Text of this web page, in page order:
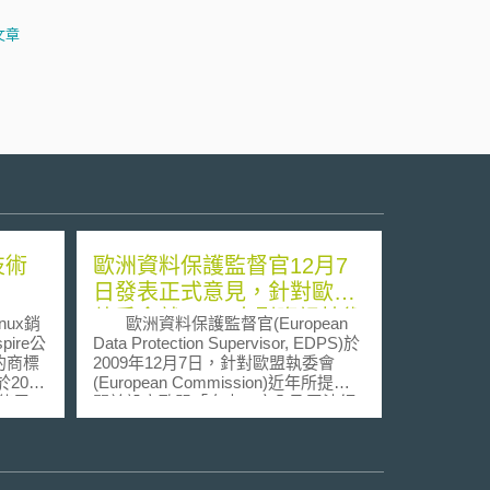
章
術
銷
公
商標
用
了2
歐洲資料保護監督官12月7
日發表正式意見，針對歐盟
執委會就AFSJ大型資訊技術
系統設立作業管理機構之立
法計畫，提出隱私保護法律
要求
歐洲資料保護監督官(European
Data Protection Supervisor, EDPS)於
2009年12月7日，針對歐盟執委會
(European Commission)近年所提出
關於設立歐盟「自由、安全及司法領
域」(area of freedom, security and